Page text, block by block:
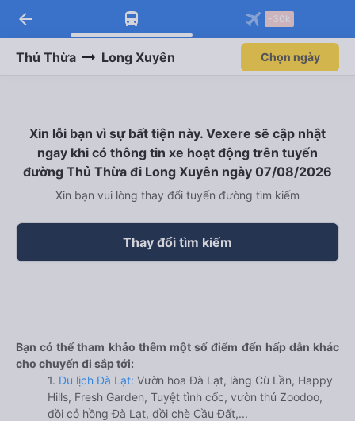
Tải app Vexere ngay!
Nhận ưu đãi thành viên độc
Mở app
Tải app Vexere
-30k/ghế khi đặt vé máy bay qua
Mở app
arrow_back -30k
Thủ Thừa Long Xuyên Chọn ngày
Xin lỗi bạn vì sự bất tiện này. Vexere sẽ cập nhật
ngay khi có thông tin xe hoạt động trên tuyến
đường Thủ Thừa đi Long Xuyên ngày 07/08/2026
Xin bạn vui lòng thay đổi tuyến đường tìm kiếm
Thay đổi tìm kiếm
Bạn có thể tham khảo thêm một số điểm đến hấp dẫn khác
cho chuyến đi sắp tới:
1. Du lịch Đà Lạt: Vườn hoa Đà Lạt, làng Cù Lần, Happy
Hills, Fresh Garden, Tuyệt tình cốc, vườn thú Zoodoo,
đồi cỏ hồng Đà Lạt, đồi chè Cầu Đất,...